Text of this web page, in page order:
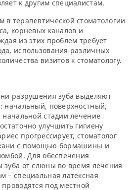
к другим специалистам.
терапевтической стоматологии
корневых каналов и
из этих проблем требует
использования различных
визитов к стоматологу.
разрушения зуба выделяют
начальный, поверхностный,
стадии лечение
улучшить гигиену
прогрессирует, стоматолог
с помощью бормашины и
Для обеспечения
зуба от слюны во время лечения
– специальная латексная
под местной